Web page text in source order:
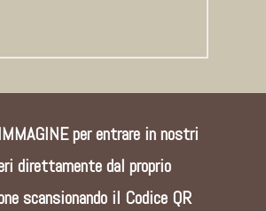
per entrare in nostri
direttamente dal proprio
scansionando il Codice QR